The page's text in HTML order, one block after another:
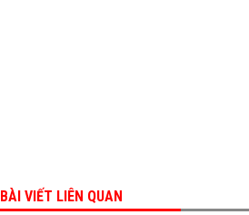
BÀI VIẾT LIÊN QUAN